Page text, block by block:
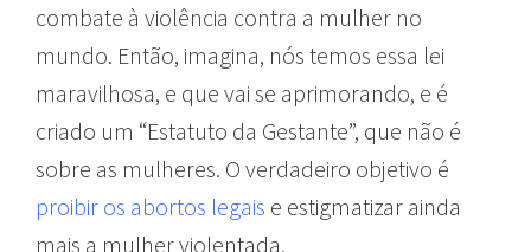
combate à violência contra a mulher no
mundo. Então, imagina, nós temos essa lei
maravilhosa, e que vai se aprimorando, e é
criado um “Estatuto da Gestante”, que não é
sobre as mulheres. O verdadeiro objetivo é
proibir os abortos legais e estigmatizar ainda
mais a mulher violentada.